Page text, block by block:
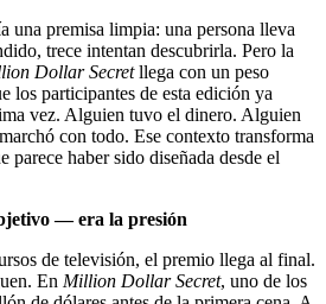
una premisa limpia: una persona lleva
trece intentan descubrirla. Pero la
Dollar Secretllega con un peso
los participantes de esta edición ya
vez. Alguien tuvo el dinero. Alguien
con todo. Ese contexto transforma
parece haber sido diseñada desde el
— era la presión
de televisión, el premio llega al final.
En Million Dollar Secret, uno de los